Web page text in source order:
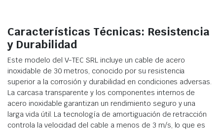
Características Técnicas: Resistencia
y Durabilidad
Este modelo del V-TEC SRL incluye un cable de acero
inoxidable de 30 metros, conocido por su resistencia
superior a la corrosión y durabilidad en condiciones adversas.
La carcasa transparente y los componentes internos de
acero inoxidable garantizan un rendimiento seguro y una
larga vida útil. La tecnología de amortiguación de retracción
controla la velocidad del cable a menos de 3 m/s, lo que es